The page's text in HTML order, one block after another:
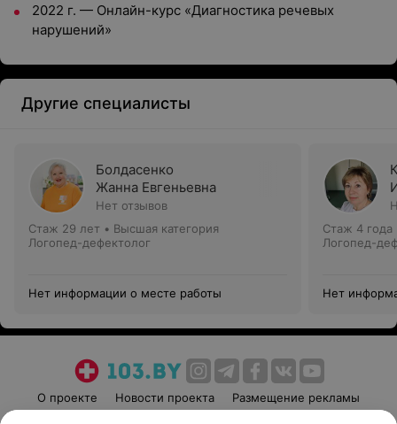
2022 г. — Онлайн-курс «Диагностика речевых
нарушений»
Другие специалисты
Болдасенко
Жанна Евгеньевна
Нет отзывов
Стаж 29 лет • Высшая категория
Логопед-дефектолог
Нет информации о месте работы
Стаж 4 года
Логопед-
Нет
О проекте Новости проекта
Размещение рекламы